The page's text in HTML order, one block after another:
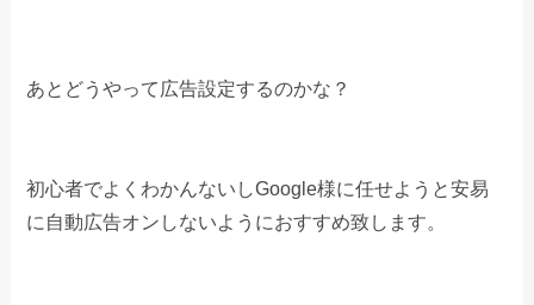
あとどうやって広告設定するのかな？
初心者でよくわかんないしGoogle様に任せようと安易
に自動広告オンしないようにおすすめ致します。